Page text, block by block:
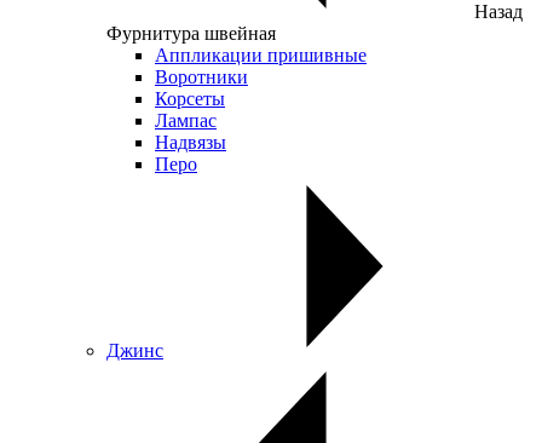
Назад
Фурнитура швейная
Аппликации пришивные
Воротники
Корсеты
Лампас
Надвязы
Перо
Джинс